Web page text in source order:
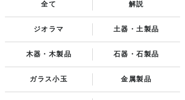
全て 解説
ジオラマ 土器・土製品
木器・木製品 石器・石製品
ガラス小玉 金属製品